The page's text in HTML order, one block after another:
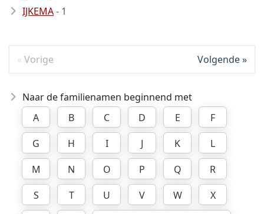
IJKEMA- 1
Vorige Volgende
Naar de familienamen beginnend met
A
B C D E
F
G
H I J K
L
M
N O P Q
R
S
T U V W
X